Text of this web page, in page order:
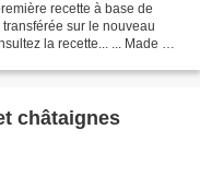
recette à base de
sur le nouveau
la recette... ... Made By
châtaignes